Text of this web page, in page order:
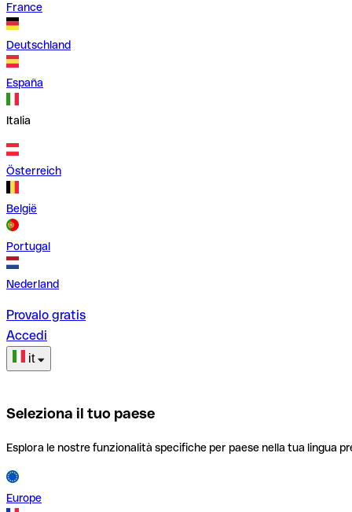
France
Deutschland
España
Italia
Österreich
België
Portugal
Nederland
Provalo gratis
Accedi
it
Seleziona il tuo paese
Esplora le nostre funzionalità specifiche per paese nella tua lingua
Europe